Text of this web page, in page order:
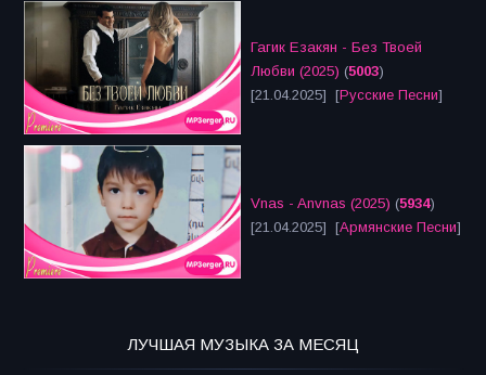
Гагик Езакян - Без Твоей
Любви (2025) (5003)
[21.04.2025] [Русские Песни]
Vnas - Anvnas (2025) (5934)
[21.04.2025] [Армянские Песни]
ЛУЧШАЯ МУЗЫКА ЗА МЕСЯЦ